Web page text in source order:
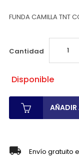
FUNDA CAMILLA TNT
Cantidad
Disponible
AÑADIR
Envío gratuito